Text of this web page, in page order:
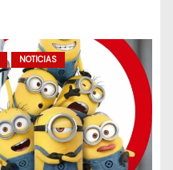
NOTICIAS